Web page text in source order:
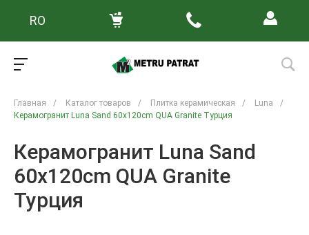
RO
Главная / Каталог товаров / Плитка керамическая / Luna
/
Керамогранит Luna Sand 60x120cm QUA Granite Турция
Керамогранит Luna Sand
60x120cm QUA Granite
Турция